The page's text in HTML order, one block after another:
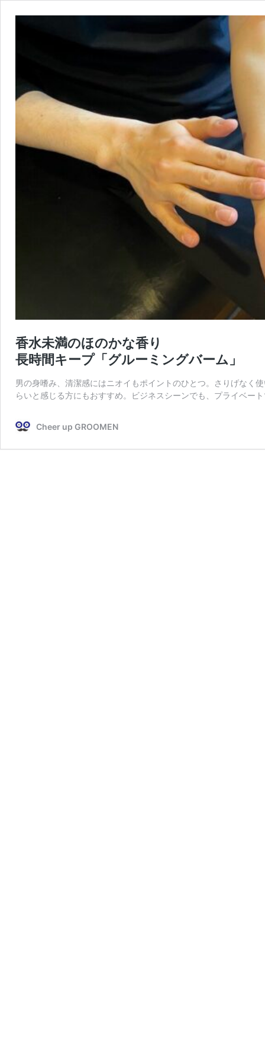
香水未満のほのかな香り
長時間キープ「グルーミングバーム」
男の身嗜み、清潔感にはニオイもポイントのひとつ。さりげなく
らいと感じる方にもおすすめ。ビジネスシーンでも、プライベー
Cheer up GROOMEN